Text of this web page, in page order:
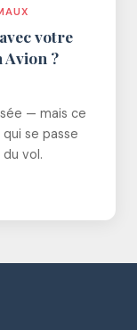
votre
Avion ?
— mais ce
se passe
vol.